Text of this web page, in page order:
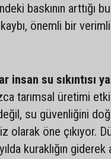
baskının arttığı
önemli bir
insan su sıkıntısı
tarımsal üretimi
su güvenliğini
olarak öne çıkıyor.
kuraklığın giderek